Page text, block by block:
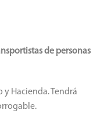
de personas
Hacienda. Tendrá